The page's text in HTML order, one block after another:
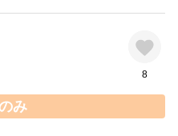
8
み